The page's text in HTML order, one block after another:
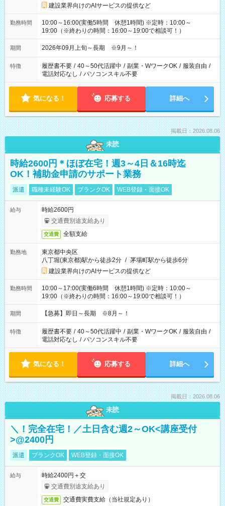
建設業界向けのAIサービスの提供など
勤務時間
10:00～16:00(実働5時間 休憩1時間) ※定時：10:00～
19:00（※終わりの時間：16:00～19:00で相談可！）
期間 2026年09月上旬～長期 ※9月～！
特徴 履歴書不要 / 40～50代活躍中 / 副業・WワークOK / 服装自由 /
電話対応なし / パソコンスキル不要
気になる！ 応募する 詳細へ
掲載日：2026.08.06
未読
時給2600円＊ほぼ在宅！週3～4日＆16時迄
OK！補助金申請のサポート業務
派遣 職種未経験OK ブランクOK WEB登録・面接OK
給与
時給2600円
交通費別途支給あり
交通費 全額支給
勤務地
東京都中央区
八丁堀(東京都)駅から徒歩2分 / 茅場町駅から徒歩6分
建設業界向けのAIサービスの提供など
勤務時間
10:00～17:00(実働6時間 休憩1時間) ※定時：10:00～
19:00（※終わりの時間：16:00～19:00で相談可！）
期間 【急募】即日～長期 ※8月～！
特徴 履歴書不要 / 40～50代活躍中 / 副業・WワークOK / 服装自由 /
電話対応なし / パソコンスキル不要
気になる！ 応募する 詳細へ
掲載日：2026.08.06
未読
＼！完全在宅！／土日含む週2～OK<講座受付
>@2400円
派遣 ブランクOK WEB登録・面接OK
給与
時給2400円＋交
交通費別途支給あり
交通費 交通費実費支給（当社規定あり）